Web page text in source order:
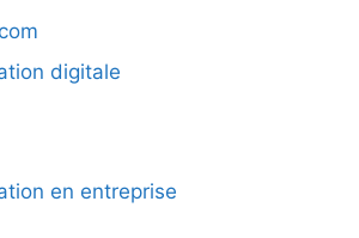
digitale
en entreprise